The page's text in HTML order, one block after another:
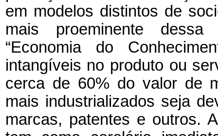
em modelos distintos de
mais proeminente dessa
“Economia do
intangíveis no produto ou
cerca de 60% do valor de
mais industrializados seja
marcas, patentes e outros.